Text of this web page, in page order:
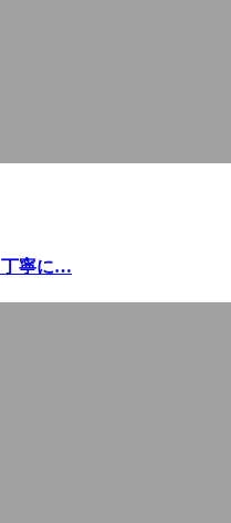
丁寧に…